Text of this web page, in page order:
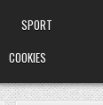
SPORT
COOKIES